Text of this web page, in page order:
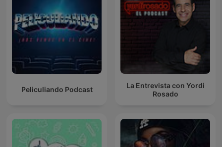
Peliculiando Podcast
La Entrevista con Yordi
Rosado